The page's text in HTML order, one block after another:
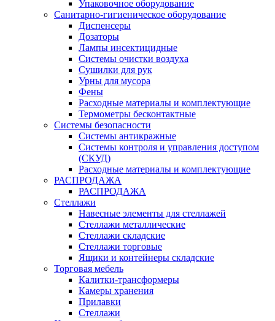
Упаковочное оборудование
Санитарно-гигиеническое оборудование
Диспенсеры
Дозаторы
Лампы инсектицидные
Системы очистки воздуха
Сушилки для рук
Урны для мусора
Фены
Расходные материалы и комплектующие
Термометры бесконтактные
Системы безопасности
Системы антикражные
Системы контроля и управления доступом
(СКУД)
Расходные материалы и комплектующие
РАСПРОДАЖА
РАСПРОДАЖА
Стеллажи
Навесные элементы для стеллажей
Стеллажи металлические
Стеллажи складские
Стеллажи торговые
Ящики и контейнеры складские
Торговая мебель
Калитки-трансформеры
Камеры хранения
Прилавки
Стеллажи